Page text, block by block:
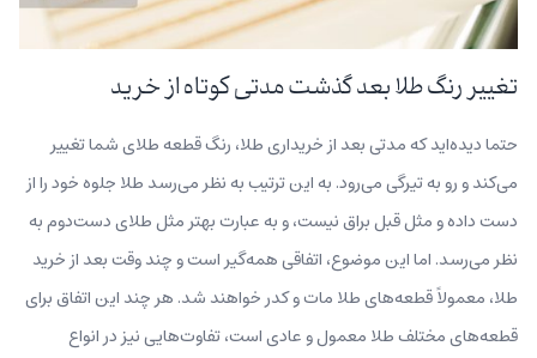
تغییر رنگ طلا بعد گذشت مدتی کوتاه از خرید
حتما دیده‌اید که مدتی بعد از خریداری طلا، رنگ قطعه طلای شما تغییر
می‌کند و رو به تیرگی می‌رود. به این ترتیب به نظر می‌رسد طلا جلوه خود را از
دست داده و مثل قبل براق نیست، و به عبارت بهتر مثل طلای دست‌دوم به
نظر می‌رسد. اما این موضوع، اتفاقی همه‌گیر است و چند وقت بعد از خرید
طلا، معمولاً قطعه‌های طلا مات و کدر خواهند شد. هر چند این اتفاق برای
قطعه‌های مختلف طلا معمول و عادی است، تفاوت‌هایی نیز در انواع